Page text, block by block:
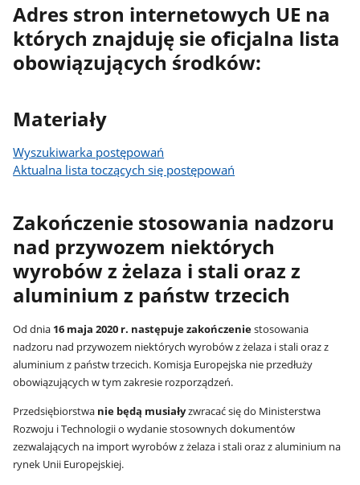
Adres stron internetowych UE na
których znajduję sie oficjalna lista
obowiązujących środków:
Materiały
Wyszukiwarka postępowań
Aktualna lista toczących się postępowań
Zakończenie stosowania nadzoru
nad przywozem niektórych
wyrobów z żelaza i stali oraz z
aluminium z państw trzecich
Od dnia 16 maja 2020 r. następuje zakończeniestosowania
nadzoru nad przywozem niektórych wyrobów z żelaza i stali oraz z
aluminium z państw trzecich. Komisja Europejska nie przedłuży
obowiązujących w tym zakresie rozporządzeń.
Przedsiębiorstwa nie będą musiałyzwracać się do Ministerstwa
Rozwoju i Technologii o wydanie stosownych dokumentów
zezwalających na import wyrobów z żelaza i stali oraz z aluminium na
rynek Unii Europejskiej.